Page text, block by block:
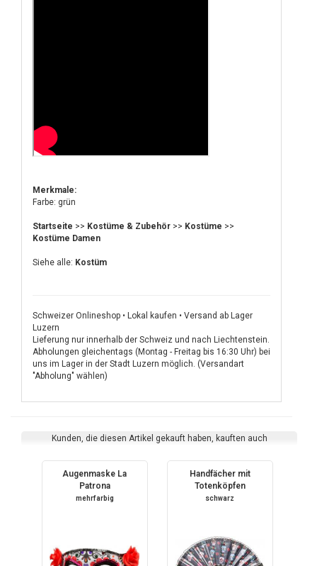
Merkmale:
Farbe: grün
Startseite >> Kostüme & Zubehör >> Kostüme >>
Kostüme Damen
Siehe alle: Kostüm
Schweizer Onlineshop • Lokal kaufen • Versand ab Lager
Luzern
Lieferung nur innerhalb der Schweiz und nach Liechtenstein.
Abholungen gleichentags (Montag - Freitag bis 16:30 Uhr) bei
uns im Lager in der Stadt Luzern möglich. (Versandart
"Abholung" wählen)
Kunden, die diesen Artikel gekauft haben, kauften auch
Augenmaske La
Patrona
mehrfarbig
Handfächer mit
Totenköpfen
schwarz